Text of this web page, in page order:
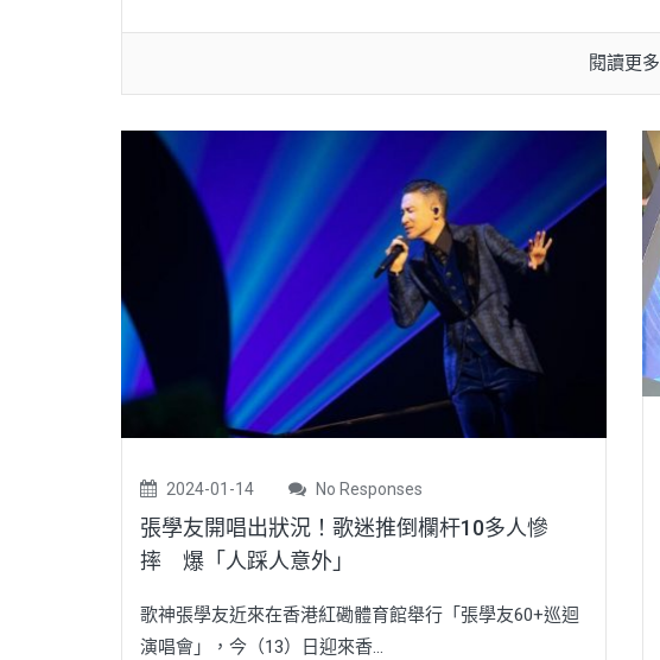
閱讀更多
2024-01-14 No Responses
張學友開唱出狀況！歌迷推倒欄杆10多人慘
摔 爆「人踩人意外」
歌神張學友近來在香港紅磡體育館舉行「張學友60+巡迴
演唱會」，今（13）日迎來香...